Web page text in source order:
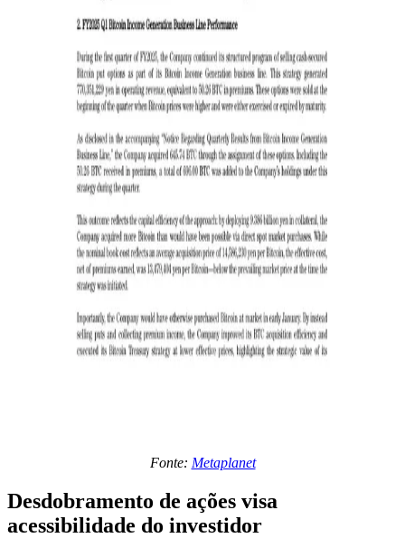
Fonte: Metaplanet
Desdobramento de ações visa
acessibilidade do investidor